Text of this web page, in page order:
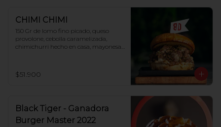
CHIMI CHIMI
150 Gr de lomo fino picado, queso
provolone, cebolla caramelizada,
chimichurri hecho en casa, mayonesa
$51.900
Black Tiger - Ganadora
Burger Master 2022